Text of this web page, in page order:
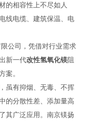
的相容性上不尽如人
线电缆、建筑保温、电
公司，凭借对行业需求
新一代改性氢氧化镁阻
案。
虽有抑烟、无毒、不挥
的分散性差、添加量高
其广泛应用。南京镁扬